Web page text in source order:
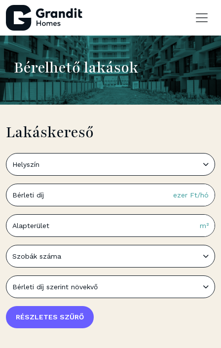
Bérelhető lakások
Lakáskereső
Helyszín
ezer Ft/hó
m²
Szobák száma
Bérleti díj szerint növekvő
RÉSZLETES SZŰRŐ